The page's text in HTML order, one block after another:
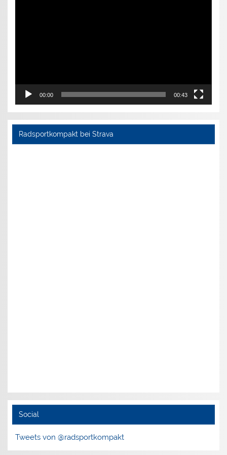
00:00 00:43
Radsportkompakt bei Strava
Social
Tweets von @radsportkompakt